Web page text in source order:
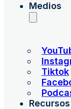
Medios
Tiktok
Recursos